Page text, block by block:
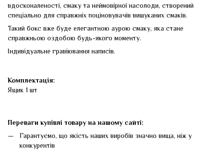
вдосконаленості, смаку та неймовірної насолоди, створений
спеціально для справжніх поціновувачів вишуканих смаків.
Такий бокс вже буде елегантною аурою смаку, яка стане
справжньою оздобою будь-якого моменту.
Індивідуальне гравіювання написів.
Комплектація:
Ящик 1 шт
Переваги купівлі товару на нашому сайті:
Гарантуємо, що якість наших виробів значно вища, ніж у
конкурентів